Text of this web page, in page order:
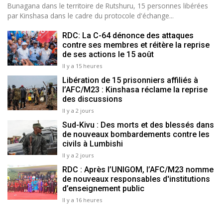
Bunagana dans le territoire de Rutshuru, 15 personnes libérées
par Kinshasa dans le cadre du protocole d'échange...
RDC: La C-64 dénonce des attaques
contre ses membres et réitère la reprise
de ses actions le 15 août
Il y a 15 heures
Libération de 15 prisonniers affiliés à
l’AFC/M23 : Kinshasa réclame la reprise
des discussions
Il y a 2 jours
Sud-Kivu : Des morts et des blessés dans
de nouveaux bombardements contre les
civils à Lumbishi
Il y a 2 jours
RDC : Après l’UNIGOM, l’AFC/M23 nomme
de nouveaux responsables d'institutions
d’enseignement public
Il y a 16 heures